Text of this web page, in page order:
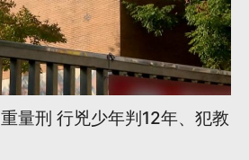
量刑 行兇少年判12年、犯教